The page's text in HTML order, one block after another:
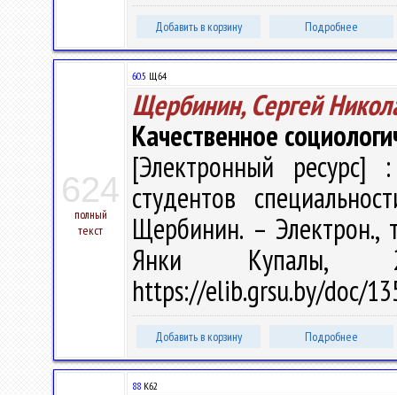
Добавить в корзину Подробнее
624
полный
текст
60.5 Щ64
Щербинин, Сергей
Качественное
[Электронный ресурс]
студентов
Щербинин. – Электрон.,
Янки Купалы,
https://elib.grsu.by/doc/
Добавить в корзину Подробнее
88 К62